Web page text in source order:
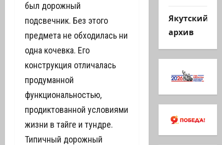
был дорожный
подсвечник. Без этого
предмета не обходилась ни
одна кочевка. Его
конструкция отличалась
продуманной
функциональностью,
продиктованной условиями
жизни в тайге и тундре.
Типичный дорожный
Якутский
архив